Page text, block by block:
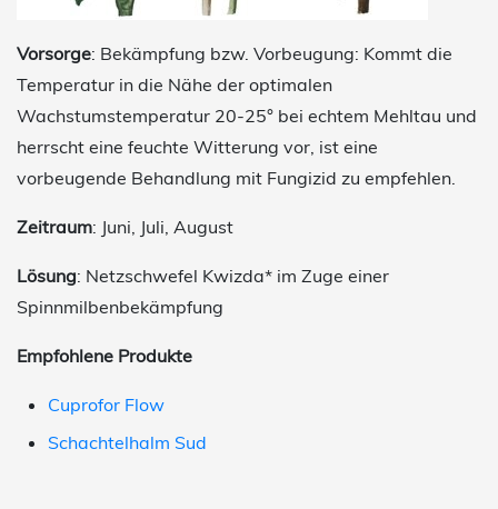
Vorsorge: Bekämpfung bzw. Vorbeugung: Kommt die
Temperatur in die Nähe der optimalen
Wachstumstemperatur 20-25° bei echtem Mehltau und
herrscht eine feuchte Witterung vor, ist eine
vorbeugende Behandlung mit Fungizid zu empfehlen.
Zeitraum: Juni, Juli, August
Lösung: Netzschwefel Kwizda* im Zuge einer
Spinnmilbenbekämpfung
Empfohlene Produkte
Cuprofor Flow
Schachtelhalm Sud